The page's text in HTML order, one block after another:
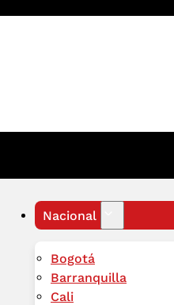
Nacional
Bogotá
Barranquilla
Cali